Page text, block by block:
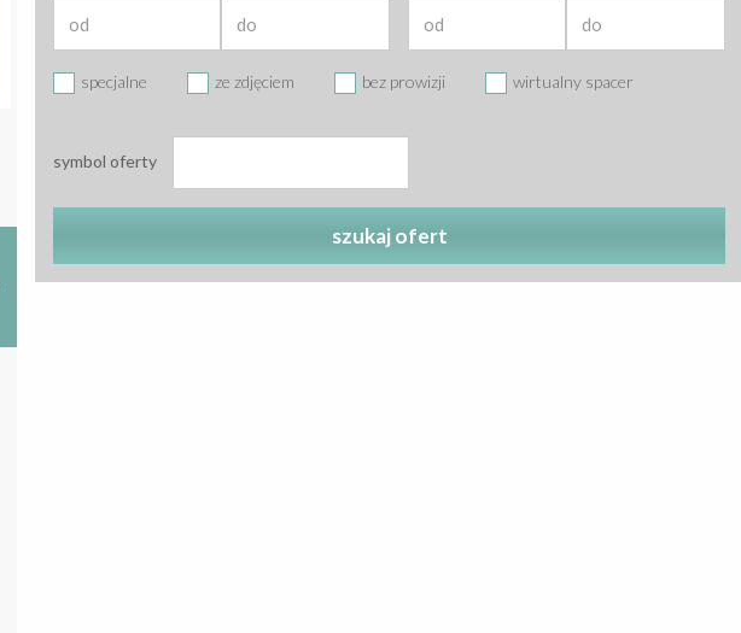
specjalne ze zdjęciem bez prowizji wirtualny spacer
symbol oferty
szukaj ofert